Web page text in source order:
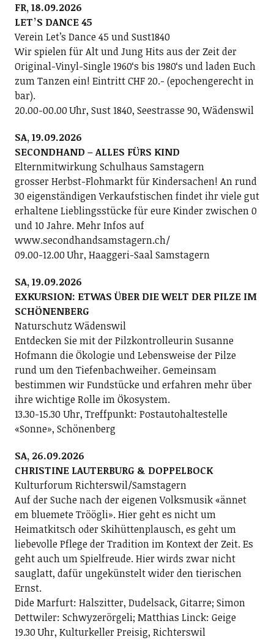
FR, 18.09.2026
LETʼS DANCE 45
Verein Letʼs Dance 45 und Sust1840
Wir spielen für Alt und Jung Hits aus der Zeit der
Original-Vinyl-Single 1960ʻs bis 1980ʻs und laden Euch
zum Tanzen ein! Eintritt CHF 20.- (epochengerecht in
bar).
20.00-00.00 Uhr, Sust 1840, Seestrasse 90, Wädenswil
SA, 19.09.2026
SECONDHAND – ALLES FÜRS KIND
Elternmitwirkung Schulhaus Samstagern
grosser Herbst-Flohmarkt für Kindersachen! An rund
30 eigenständigen Verkaufstischen findet ihr viele gut
erhaltene Lieblingsstücke für eure Kinder zwischen 0
und 10 Jahre. Mehr Infos auf
www.secondhandsamstagern.ch/
09.00-12.00 Uhr, Haaggeri-Saal Samstagern
SA, 19.09.2026
EXKURSION: ETWAS ÜBER DIE WELT DER PILZE IM
SCHÖNENBERG
Naturschutz Wädenswil
Entdecken Sie mit der Pilzkontrolleurin Susanne
Hofmann die Ökologie und Lebensweise der Pilze
rund um den Tiefenbachweiher. Gemeinsam
bestimmen wir Fundstücke und erfahren mehr über
ihre wichtige Rolle im Ökosystem.
13.30-15.30 Uhr, Treffpunkt: Postautohaltestelle
«Sonne», Schönenberg
SA, 26.09.2026
CHRISTINE LAUTERBURG & DOPPELBOCK
Kulturforum Richterswil/Samstagern
Auf der Suche nach der eigenen Volksmusik «ännet
em bluemete Tröögli». Hier geht es nicht um
Heimatkitsch oder Skihüttenplausch, es geht um
liebevolle Pflege der Tradition im Kontext der Zeit. Es
geht auch um Spielfreude. Hier wirds zwar nicht
sauglatt, dafür ungekünstelt wider den tierischen
Ernst.
Dide Marfurt: Halszitter, Dudelsack, Gitarre; ­Simon
Dettwiler: Schwyzerörgeli; Matthias Linck: Geige
19.30 Uhr, Kulturkeller Preisig, Richterswil